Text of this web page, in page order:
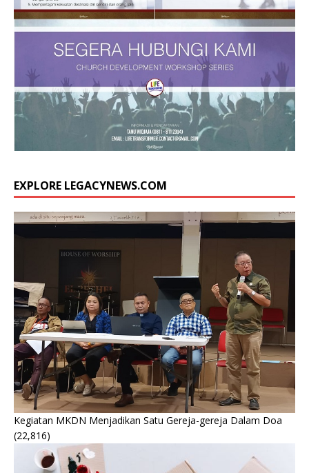
EXPLORE LEGACYNEWS.COM
Kegiatan MKDN Menjadikan Satu Gereja-gereja Dalam Doa
(22,816)